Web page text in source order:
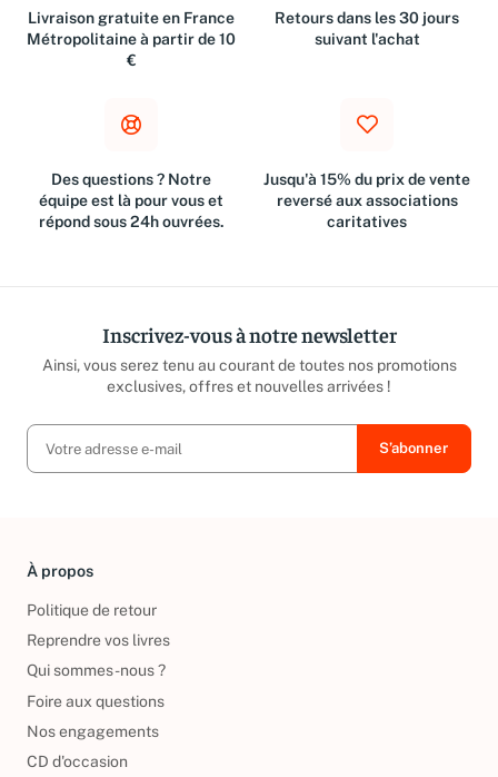
Livraison gratuite en France
Métropolitaine à partir de 10
€
Retours dans les 30 jours
suivant l'achat
Des questions ? Notre
équipe est là pour vous et
répond sous 24h ouvrées.
Jusqu'à 15% du prix de vente
reversé aux associations
caritatives
Inscrivez-vous à notre newsletter
Ainsi, vous serez tenu au courant de toutes nos promotions
exclusives, offres et nouvelles arrivées !
À propos
Politique de retour
Reprendre vos livres
Qui sommes-nous ?
Foire aux questions
Nos engagements
CD d'occasion